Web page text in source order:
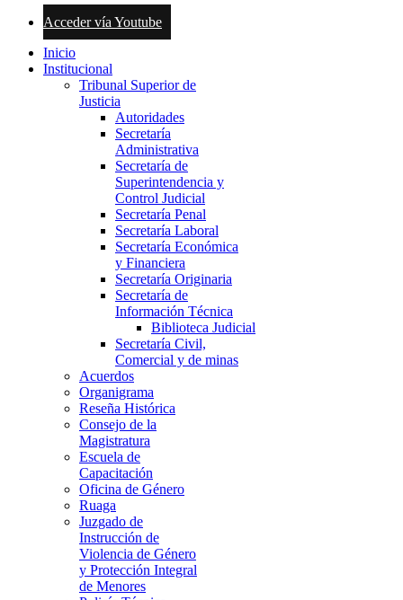
Acceder vía Youtube
Inicio
Institucional
Tribunal Superior de
Justicia
Autoridades
Secretaría
Administrativa
Secretaría de
Superintendencia y
Control Judicial
Secretaría Penal
Secretaría Laboral
Secretaría Económica
y Financiera
Secretaría Originaria
Secretaría de
Información Técnica
Biblioteca Judicial
Secretaría Civil,
Comercial y de minas
Acuerdos
Organigrama
Reseña Histórica
Consejo de la
Magistratura
Escuela de
Capacitación
Oficina de Género
Ruaga
Juzgado de
Instrucción de
Violencia de Género
y Protección Integral
de Menores